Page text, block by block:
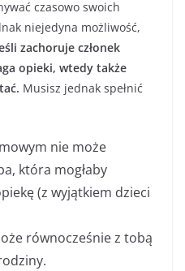
czasowo swoich
niejedyna możliwość,
zachoruje członek
opieki, wtedy także
Musisz jednak spełnić
nie może
która mogłaby
(z wyjątkiem dzieci
równocześnie z tobą